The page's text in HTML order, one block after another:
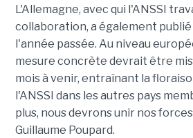
L'Allemagne, avec qui l'ANSSI
collaboration, a également publié
l'année passée. Au niveau
mesure concrète devrait être
mois à venir, entraînant la
l'ANSSI dans les autres pays
plus, nous devrons unir nos
Guillaume Poupard.